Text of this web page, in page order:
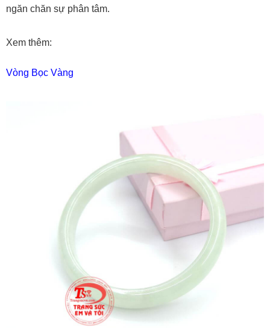
ngăn chăn sự phân tâm.
Xem thêm:
Vòng Bọc Vàng